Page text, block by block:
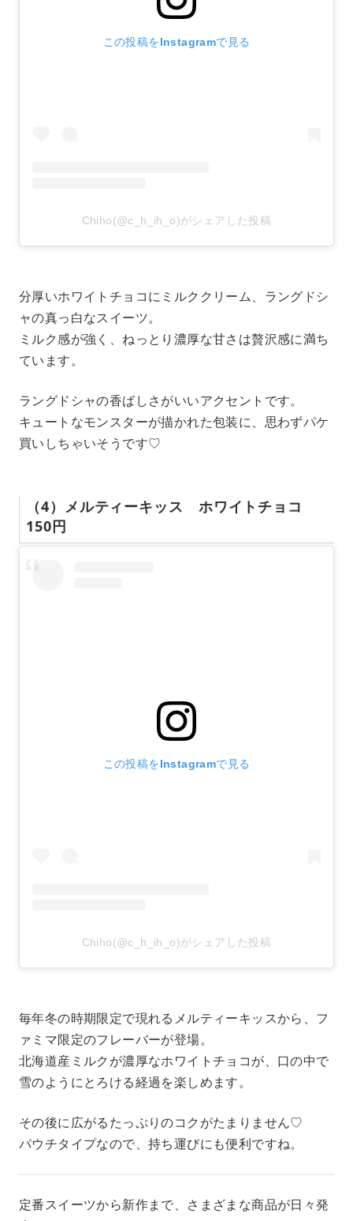
この投稿をInstagramで見る
Chiho(@c_h_ih_o)がシェアした投稿
分厚いホワイトチョコにミルククリーム、ラングドシ
ャの真っ白なスイーツ。
ミルク感が強く、ねっとり濃厚な甘さは贅沢感に満ち
ています。
ラングドシャの香ばしさがいいアクセントです。
キュートなモンスターが描かれた包装に、思わずパケ
買いしちゃいそうです♡
（4）メルティーキッス ホワイトチョコ
150円
この投稿をInstagramで見る
Chiho(@c_h_ih_o)がシェアした投稿
毎年冬の時期限定で現れるメルティーキッスから、フ
ァミマ限定のフレーバーが登場。
北海道産ミルクが濃厚なホワイトチョコが、口の中で
雪のようにとろける経過を楽しめます。
その後に広がるたっぷりのコクがたまりません♡
パウチタイプなので、持ち運びにも便利ですね。
定番スイーツから新作まで、さまざまな商品が日々発